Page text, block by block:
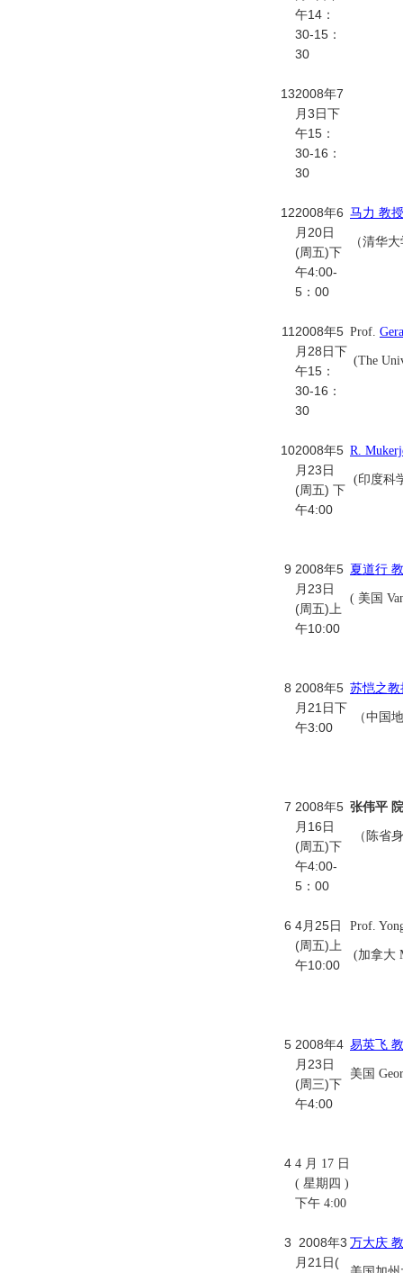
午14：
30-15：
30
132008年7
月3日下
午15：
30-16：
30
122008年6
月20日
(周五)下
午4:00-
5：00
马力 教授
（清华
11 2008年5
月28日下
午15：
30-16：
30
Prof.
(The
102008年5
月23日
(周五) 下
午4:00
R.
(印度科
9 2008年5
月23日
(周五)上
午10:00
夏道行
( 美国
8 2008年5
月21日下
午3:00
苏恺之教
（中国
7 2008年5
月16日
(周五)下
午4:00-
5：00
张伟平
（陈省
6 4月25日
(周五)上
午10:00
Prof.
(加拿大
5 2008年4
月23日
(周三)下
午4:00
易英飞
美国
4 4 月 17 日
( 星期四 )
下午 4:00
3
2008年3
月21日(
万大庆